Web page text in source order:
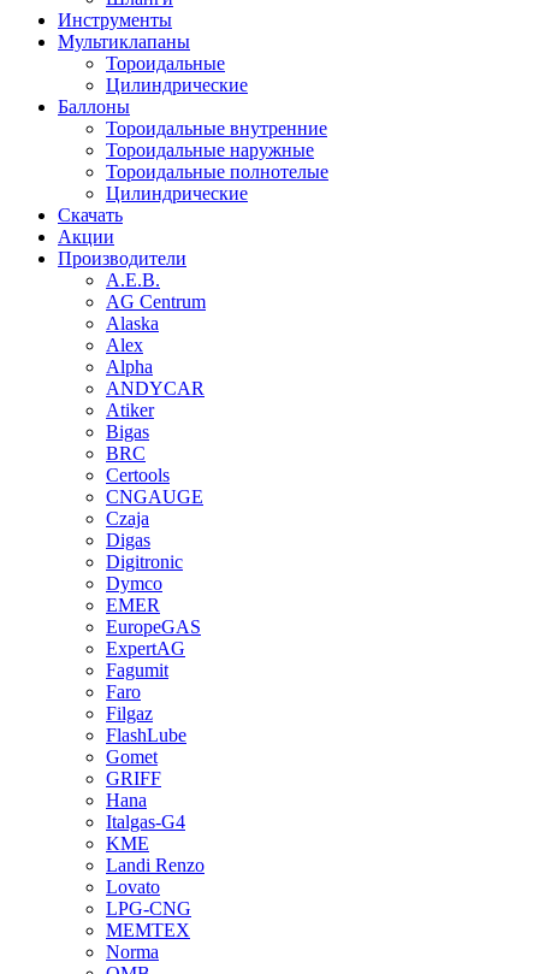
Инструменты
Мультиклапаны
Тороидальные
Цилиндрические
Баллоны
Тороидальные внутренние
Тороидальные наружные
Тороидальные полнотелые
Цилиндрические
Скачать
Акции
Производители
A.E.B.
AG Centrum
Alaska
Alex
Alpha
ANDYCAR
Atiker
Bigas
BRC
Certools
CNGAUGE
Czaja
Digas
Digitronic
Dymco
EMER
EuropeGAS
ExpertAG
Fagumit
Faro
Filgaz
FlashLube
Gomet
GRIFF
Hana
Italgas-G4
KME
Landi Renzo
Lovato
LPG-CNG
MEMTEX
Norma